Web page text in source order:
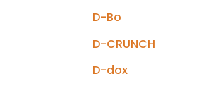
D-Bo
D-CRUNCH
D-dox